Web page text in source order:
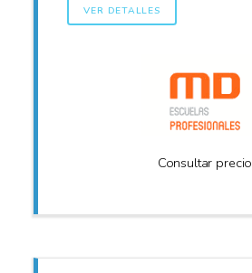
VER DETALLES
Consultar precio